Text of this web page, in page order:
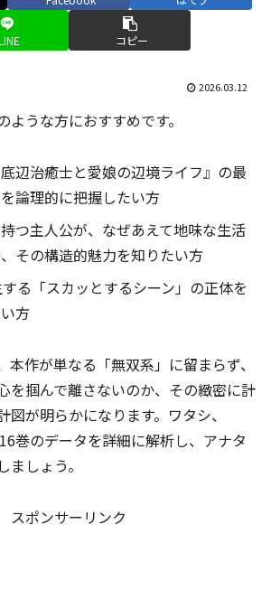
コピー
2026.03.12
ような方におすすめです。
底辺治癒士と愛娘の辺境ライフ』の最
論理的に把握したい方
つ主人公が、なぜあえて地味な生活
その構造的魅力を知りたい方
る「スカッとするシーン」の正体を
方
本作が単なる「無双系」に留まらず、
を掴んで離さないのか、その緻密に計
図が明らかになります。ワタシ、
巻のデータを詳細に解析し、アナタ
しょう。
スポンサーリンク